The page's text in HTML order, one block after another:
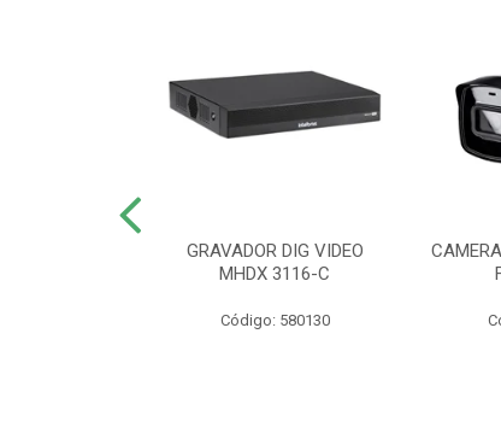
GRAVADOR DIG VIDEO
MHDX 3116-C
Código: 580130